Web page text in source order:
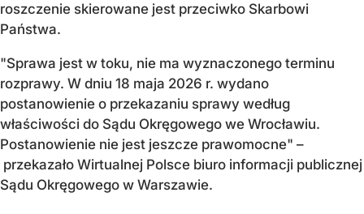
roszczenie skierowane jest przeciwko Skarbowi
Państwa.
"Sprawa jest w toku, nie ma wyznaczonego terminu
rozprawy. W dniu 18 maja 2026 r. wydano
postanowienie o przekazaniu sprawy według
właściwości do Sądu Okręgowego we Wrocławiu.
Postanowienie nie jest jeszcze prawomocne" –
przekazało Wirtualnej Polsce biuro informacji publicznej
Sądu Okręgowego w Warszawie.